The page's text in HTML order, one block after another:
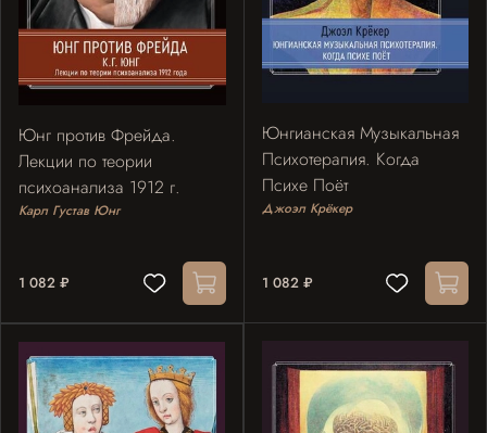
Юнг против Фрейда.
Лекции по теории
психоанализа 1912 г.
Карл Густав Юнг
1 082 ₽
Юнгианская Музыкальная
Психотерапия. Когда
Психе Поёт
Джоэл Крёкер
1 082 ₽